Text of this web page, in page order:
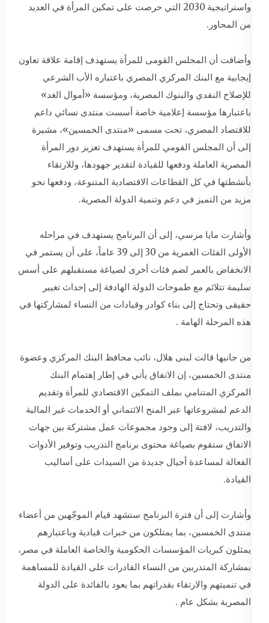
واستراتيجية 2030 التي حرصت على تمكين المرأة في العديد
من المحاور.
وأضافت أن المجلس القومى للمرأة يستهدف إقامة علاقة تعاون
إيجابية مع البنك المركزي المصري باعتباره الأب الشرعي
للإصلاح النقدي والبنوك المصرية، ومؤسسة «أموال الغد»
باعتبارها مؤسسة إعلامية خاصة أسست منتدى نسائي داعم
للاقتصاد المصري، تحت مسمى «منتدى الخمسين»، مشيرة
إلى أن المجلس القومي للمرأة يستهدف تعزيز دور المرأة
المصرية العاملة ودفعها للقيادة لتقدير جهودها، وللارتقاء
بأنشطتها في كل القطاعات الاقتصادية المتنوعة، ودفعها نحو
مزيد من التميز في دعم وتنمية الدولة المصرية.
وأشارت مايا مرسي، إلى أن البرنامج يستهدف في مراحله
الأولى الفئات العمرية من 30 إلى 39 عاماً، على أن يستمر في
الانخفاض بالعمر لضم فئات أخرى لصياغة مستقبلهم على أسس
سليمة تتلائم مع طموحات الدولة الهادفة إلى إحداث تغيير
حقيقى وتحتاج إلى بناء كوادر وقيادات من النساء لمشاركتها في
هذه المرحلة الهامة .
من جانبها قالت لبنى هلال، نائب محافظ البنك المركزي وعضوة
منتدى الخمسين، إن الاتفاق يأتي في إطار إهتمام البنك
المركزي المتنامي بملف التمكين الاقتصادي للمرأة وتقديم
الدعم لمشروعاتها عبر المنح الائتماني أو الخدمات غير المالية
والتدريب، لافتة إلى وجود مجموعات عمل مشتركة بين جهات
الاتفاق ستقوم بصياغة محتوى برنامج التدريب وتوفير الأدوات
الفعالة لمساعدة أجيال جديدة من السيدات على أساليب
القيادة.
وأشارت إلى أن فترة البرنامج ستشهد قيام الموجّهين من أعضاء
منتدى الخمسين، بما يمتلكون من خبرات قيادية وباعتبارهم
يمثلون كبريات المؤسسات الحكومية والخاصة العاملة في مصر،
بمشاركة المتدربين من النساء القادرات على القيادة للمساهمة
في تنميتهم والارتقاء بقدراتهم بما يعود بالفائدة على الدولة
المصرية بشكل عام .